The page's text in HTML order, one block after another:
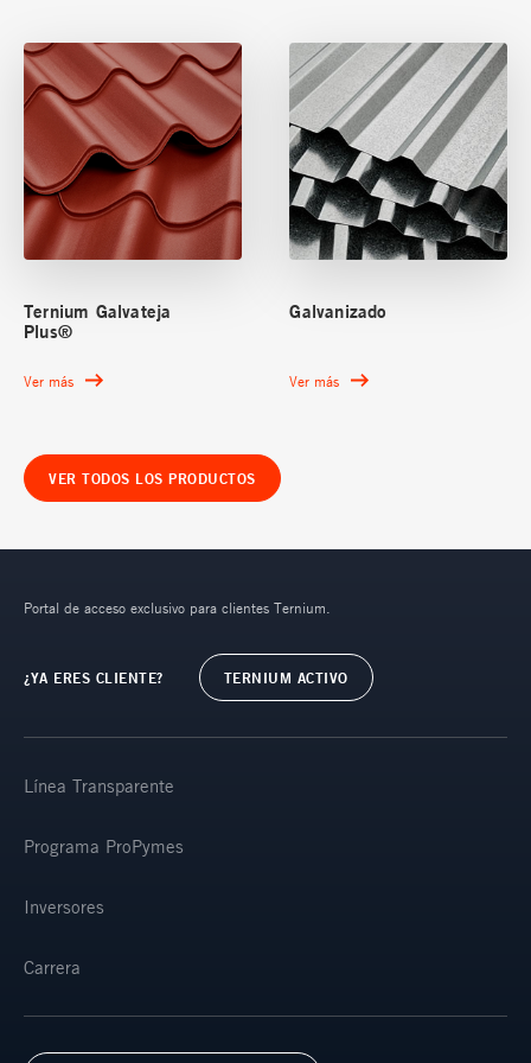
Ternium Galvateja
Plus®
Ver más
Galvanizado
Ver más
VER TODOS LOS PRODUCTOS
Portal de acceso exclusivo para clientes Ternium.
¿YA ERES CLIENTE? TERNIUM ACTIVO
Línea Transparente
Programa ProPymes
Inversores
Carrera